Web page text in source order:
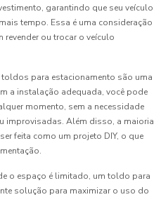
garantindo que seu veículo
tempo. Essa é uma consideração
revender ou trocar o veículo
para estacionamento são uma
a instalação adequada, você pode
momento, sem a necessidade
improvisadas. Além disso, a maioria
feita como um projeto DIY, o que
o espaço é limitado, um toldo para
solução para maximizar o uso do